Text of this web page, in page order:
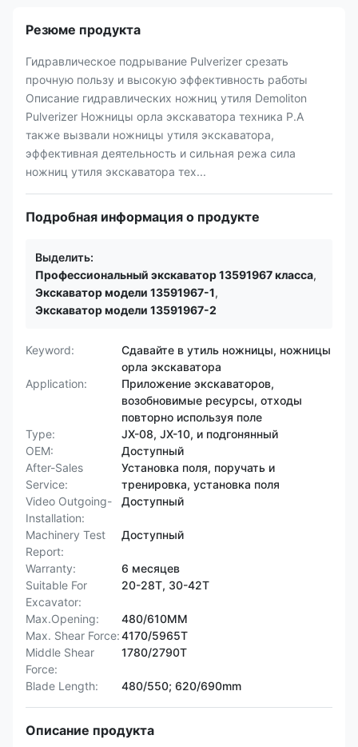
Резюме продукта
Гидравлическое подрывание Pulverizer срезать
прочную пользу и высокую эффективность работы
Описание гидравлических ножниц утиля Demoliton
Pulverizer Ножницы орла экскаватора техника P.A
также вызвали ножницы утиля экскаватора,
эффективная деятельность и сильная режа сила
ножниц утиля экскаватора тех...
Подробная информация о продукте
Выделить:
Профессиональный экскаватор 13591967 класса,
Экскаватор модели 13591967-1,
Экскаватор модели 13591967-2
Keyword:
Сдавайте в утиль ножницы, ножницы
орла экскаватора
Application:
Приложение экскаваторов,
возобновимые ресурсы, отходы
повторно используя поле
Type:
JX-08, JX-10, и подгонянный
OEM:
Доступный
After-Sales
Service:
Установка поля, поручать и
тренировка, установка поля
Video Outgoing-
Installation:
Доступный
Machinery Test
Report:
Доступный
Warranty:
6 месяцев
Suitable For
Excavator:
20-28T, 30-42T
Max.Opening:
480/610MM
Max. Shear Force:4170/5965T
Middle Shear
Force:
1780/2790T
Blade Length: 480/550; 620/690mm
Описание продукта